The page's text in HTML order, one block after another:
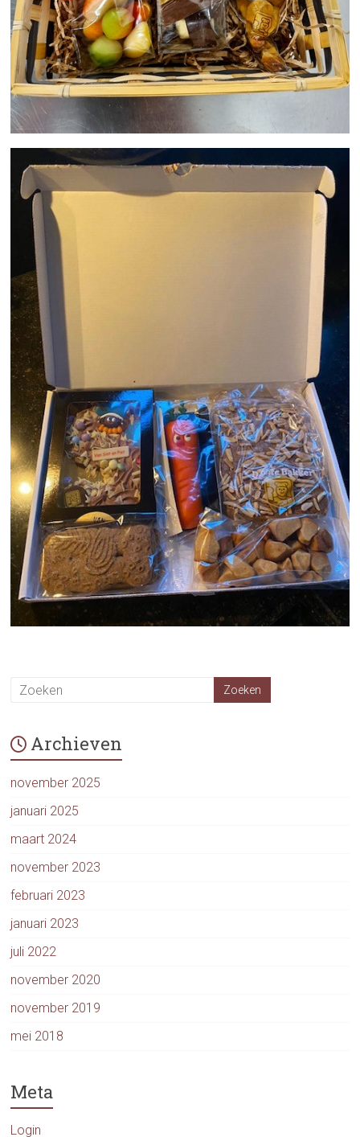
Archieven
november 2025
januari 2025
maart 2024
november 2023
februari 2023
januari 2023
juli 2022
november 2020
november 2019
mei 2018
Meta
Login